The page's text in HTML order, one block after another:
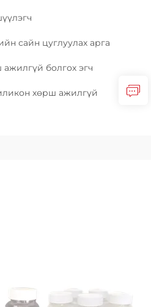
сайн цуглуулах арга
болгох эгч
хөрш ажилгүй